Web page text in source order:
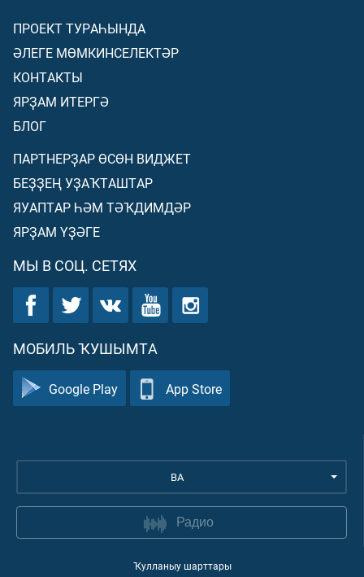
ПРОЕКТ ТУРАҺЫНДА
ӘЛЕГЕ МӨМКИНСЕЛЕКТӘР
КОНТАКТЫ
ЯРҘАМ ИТЕРГӘ
БЛОГ
ПАРТНЕРҘАР ӨСӨН ВИДЖЕТ
БЕҘҘЕҢ УҘАҠТАШТАР
ЯУАПТАР ҺӘМ ТӘҠДИМДӘР
ЯРҘАМ ҮҘӘГЕ
МЫ В СОЦ. СЕТЯХ
МОБИЛЬ ҠУШЫМТА
Google Play App Store
BA
Радио
Ҡулланыу шарттары